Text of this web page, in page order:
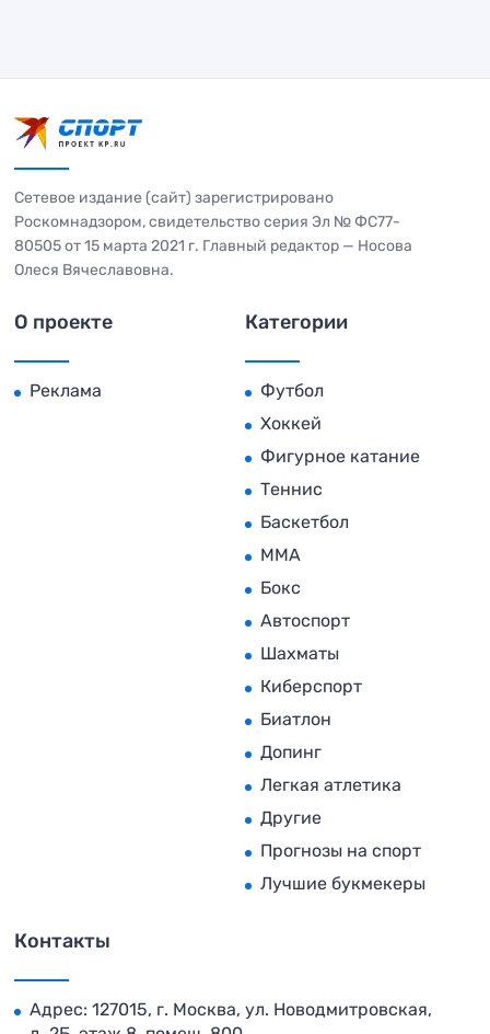
Сетевое издание (сайт) зарегистрировано
Роскомнадзором, свидетельство серия Эл № ФС77-
80505 от 15 марта 2021 г. Главный редактор — Носова
Олеся Вячеславовна.
О проекте
Реклама
Категории
Футбол
Хоккей
Фигурное катание
Теннис
Баскетбол
MMA
Бокс
Автоспорт
Шахматы
Киберспорт
Биатлон
Допинг
Легкая атлетика
Другие
Прогнозы на спорт
Лучшие букмекеры
Контакты
Адрес: 127015, г. Москва, ул. Новодмитровская,